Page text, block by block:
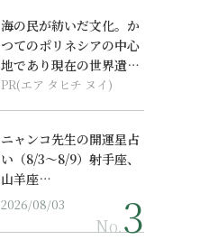
海の民が紡いだ文化。か
つてのポリネシアの中心
地であり現在の世界遺産
からみえてくる...
PR(エア タヒチ ヌイ)
ニャンコ先生の開運星占
い（8/3～8/9）射手座、
山羊座…
2026/08/03
No.